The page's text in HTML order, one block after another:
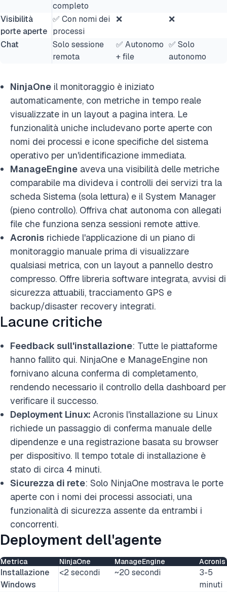
completo
Visibilità
porte aperte
✅ Con nomi dei
processi
❌ ❌
Chat
Solo sessione
remota
✅ Autonomo
+ file
✅ Solo
autonomo
NinjaOne il monitoraggio è iniziato
automaticamente, con metriche in tempo reale
visualizzate in un layout a pagina intera. Le
funzionalità uniche includevano porte aperte con
nomi dei processi e icone specifiche del sistema
operativo per un'identificazione immediata.
ManageEngine aveva una visibilità delle metriche
comparabile ma divideva i controlli dei servizi tra la
scheda Sistema (sola lettura) e il System Manager
(pieno controllo). Offriva chat autonoma con allegati
file che funziona senza sessioni remote attive.
Acronis richiede l'applicazione di un piano di
monitoraggio manuale prima di visualizzare
qualsiasi metrica, con un layout a pannello destro
compresso. Offre libreria software integrata, avvisi di
sicurezza attuabili, tracciamento GPS e
backup/disaster recovery integrati.
Lacune critiche
Feedback sull'installazione: Tutte le piattaforme
hanno fallito qui. NinjaOne e ManageEngine non
fornivano alcuna conferma di completamento,
rendendo necessario il controllo della dashboard per
verificare il successo.
Deployment Linux: Acronis l'installazione su Linux
richiede un passaggio di conferma manuale delle
dipendenze e una registrazione basata su browser
per dispositivo. Il tempo totale di installazione è
stato di circa 4 minuti.
Sicurezza di rete: Solo NinjaOne mostrava le porte
aperte con i nomi dei processi associati, una
funzionalità di sicurezza assente da entrambi i
concorrenti.
Deployment dell'agente
Metrica NinjaOne ManageEngine Acronis
Installazione
Windows
<2 secondi ~20 secondi
3-5
minuti